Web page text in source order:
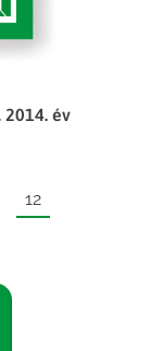
év
12